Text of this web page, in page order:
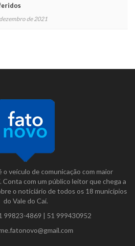
de 2021
o veículo de comunicação com maior
Conta com um público leitor que chega a
o noticiário de todos os 18 municípios
do Vale do Caí.
99823-4869 | 51 999430952